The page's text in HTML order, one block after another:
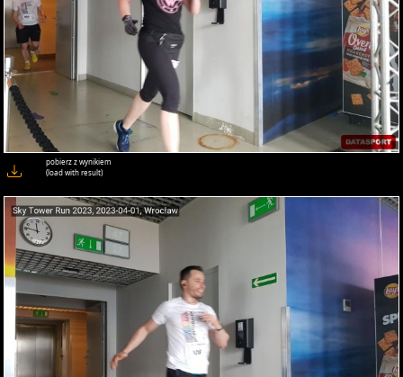
pobierz z wynikiem
(load with result)